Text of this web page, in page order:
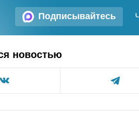
Подписывайтесь
новостью